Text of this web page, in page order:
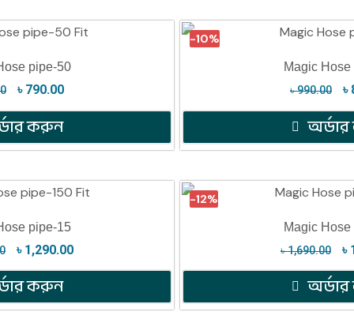
pipe-50
৳ 790.00
করুন
-10%
Magic
৳990.00 ৳
pipe-15
৳ 1,290.00
করুন
-12%
Magic
৳1,690.00 ৳